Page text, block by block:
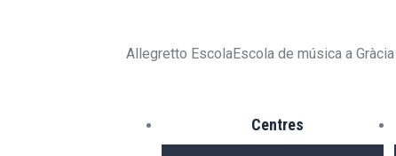
Allegretto EscolaEscola de música a
Centres